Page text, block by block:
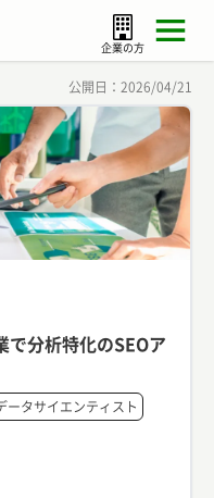
企業の方
公開日： 2026/04/21
で分析特化のSEOア
ータサイエンティスト